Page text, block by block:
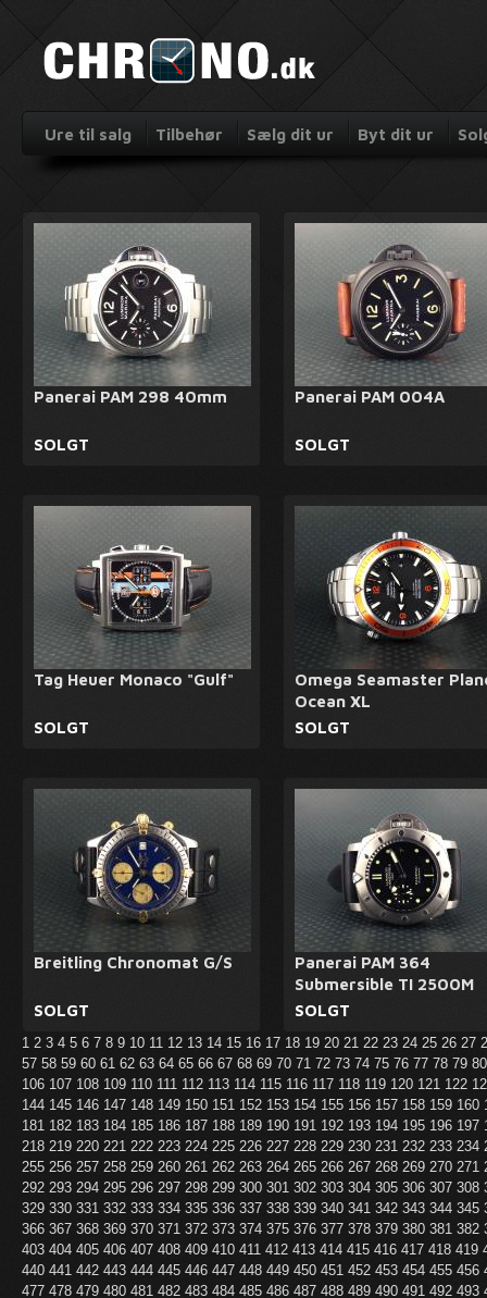
Ure til salg Tilbehør Sælg dit ur Byt dit ur
Panerai PAM 298 40mm
SOLGT
Panerai PAM 004A
SOLGT
Tag Heuer Monaco "Gulf"
SOLGT
Omega Seamaster
Ocean XL
SOLGT
Breitling Chronomat G/S
SOLGT
Panerai PAM 364
Submersible TI 2500M
SOLGT
1 2 3 4 5 6 7 8 9 10 11 12 13 14 15 16 17 18 19 20 21 22 23 24 25 26 27
57 58 59 60 61 62 63 64 65 66 67 68 69 70 71 72 73 74 75 76 77 78 79
106 107 108 109 110 111 112 113 114 115 116 117 118 119 120 121 122
144 145 146 147 148 149 150 151 152 153 154 155 156 157 158 159 160
181 182 183 184 185 186 187 188 189 190 191 192 193 194 195 196 197
218 219 220 221 222 223 224 225 226 227 228 229 230 231 232 233 234
255 256 257 258 259 260 261 262 263 264 265 266 267 268 269 270 271
292 293 294 295 296 297 298 299 300 301 302 303 304 305 306 307 308
329 330 331 332 333 334 335 336 337 338 339 340 341 342 343 344 345
366 367 368 369 370 371 372 373 374 375 376 377 378 379 380 381 382
403 404 405 406 407 408 409 410 411 412 413 414 415 416 417 418 419
440 441 442 443 444 445 446 447 448 449 450 451 452 453 454 455 456
477 478 479 480 481 482 483 484 485 486 487 488 489 490 491 492 493